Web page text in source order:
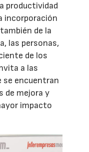
productividad
incorporación
de la
las personas,
de los
a las
se encuentran
de mejora y
impacto